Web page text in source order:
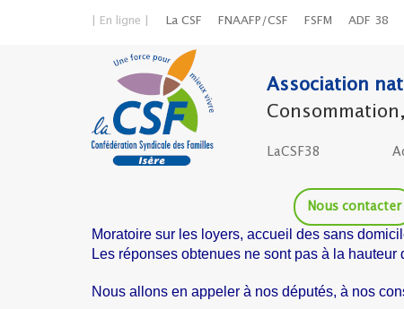
| En ligne | La CSF FNAAFP/CSF FSFM ADF 38
Association
LaCSF38
Nous contacter
Moratoire sur les loyers, accueil des sans
Les réponses obtenues ne sont pas à la
Nous allons en appeler à nos députés, à nos